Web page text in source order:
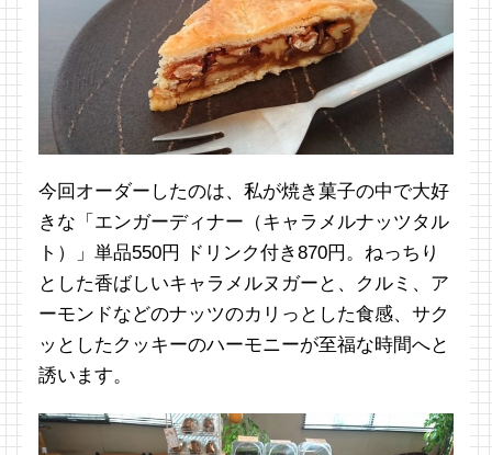
今回オーダーしたのは、私が焼き菓子の中で大好
きな「エンガーディナー（キャラメルナッツタル
ト）」単品550円 ドリンク付き870円。ねっちり
とした香ばしいキャラメルヌガーと、クルミ、ア
ーモンドなどのナッツのカリっとした食感、サク
ッとしたクッキーのハーモニーが至福な時間へと
誘います。